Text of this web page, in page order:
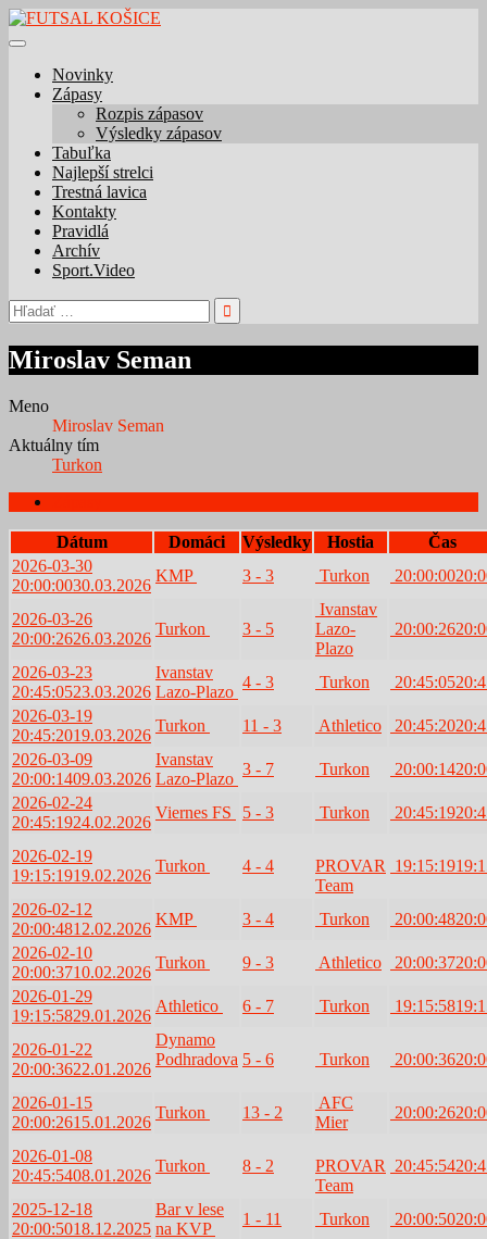
Skip
to
Novinky
Zápasy
Rozpis zápasov
Výsledky zápasov
Tabuľka
Najlepší strelci
Trestná lavica
Kontakty
Pravidlá
Archív
Sport.Video
Hľadať:
Miroslav Seman
Meno
Miroslav Seman
Aktuálny tím
Turkon
Dátum Domáci Výsledky Hostia
Čas
2026-03-30
20:00:0030.03.2026
KMP 3 - 3 Turkon 20:00:00
2026-03-26
20:00:2626.03.2026
Turkon 3 - 5
Ivanstav
Lazo-
Plazo
20:00:26
2026-03-23
20:45:0523.03.2026
Ivanstav
Lazo-Plazo
4 - 3 Turkon 20:45:05
2026-03-19
20:45:2019.03.2026
Turkon 11 - 3 Athletico 20:45:20
2026-03-09
20:00:1409.03.2026
Ivanstav
Lazo-Plazo
3 - 7 Turkon 20:00:14
2026-02-24
20:45:1924.02.2026
Viernes FS 5 - 3 Turkon 20:45:19
2026-02-19
19:15:1919.02.2026
Turkon 4 - 4
PROVAR
Team
19:15:19
2026-02-12
20:00:4812.02.2026
KMP 3 - 4 Turkon 20:00:48
2026-02-10
20:00:3710.02.2026
Turkon 9 - 3 Athletico 20:00:37
2026-01-29
19:15:5829.01.2026
Athletico 6 - 7 Turkon 19:15:58
2026-01-22
20:00:3622.01.2026
Dynamo
Podhradova 5 - 6 Turkon 20:00:36
2026-01-15
20:00:2615.01.2026
Turkon 13 - 2
AFC
Mier
20:00:26
2026-01-08
20:45:5408.01.2026
Turkon 8 - 2
PROVAR
Team
20:45:54
2025-12-18
20:00:5018.12.2025
Bar v lese
na KVP
1 - 11 Turkon 20:00:50